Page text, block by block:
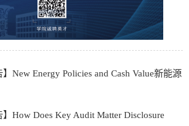
New Energy Policies and Cash Value新能源
How Does Key Audit Matter Disclosure